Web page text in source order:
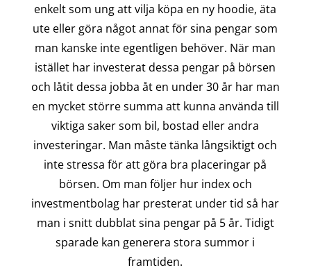
enkelt som ung att vilja köpa en ny hoodie, äta
ute eller göra något annat för sina pengar som
man kanske inte egentligen behöver. När man
istället har investerat dessa pengar på börsen
och låtit dessa jobba åt en under 30 år har man
en mycket större summa att kunna använda till
viktiga saker som bil, bostad eller andra
investeringar. Man måste tänka långsiktigt och
inte stressa för att göra bra placeringar på
börsen. Om man följer hur index och
investmentbolag har presterat under tid så har
man i snitt dubblat sina pengar på 5 år. Tidigt
sparade kan generera stora summor i
framtiden.